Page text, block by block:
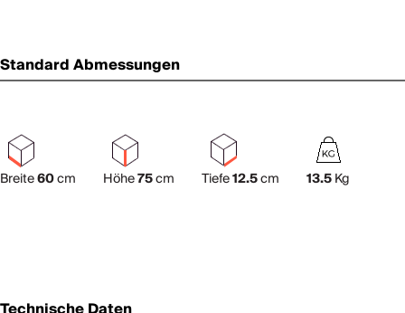
Standard Abmessungen
Breite60cm Höhe75cm Tiefe12.5cm 13.5Kg